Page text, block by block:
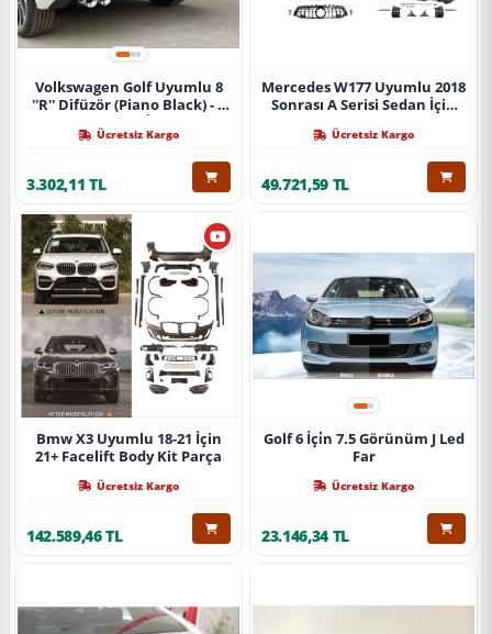
Volkswagen Golf Uyumlu 8
''R'' Difüzör (Piano Black) - 4
Paket İçin)
Ücretsiz Kargo
3.302,11 TL
Mercedes W177 Uyumlu 2018
Sonrası A Serisi Sedan İçin
Tamponlu Set)
Ücretsiz Kargo
49.721,59 TL
Bmw X3 Uyumlu 18-21 İçin
21+ Facelift Body Kit Parça
Ücretsiz Kargo
142.589,46 TL
Golf 6 İçi̇n 7.5 Görünüm J Led
Far
Ücretsiz Kargo
23.146,34 TL